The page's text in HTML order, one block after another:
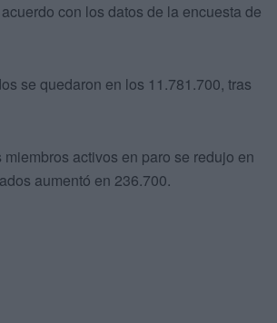
con los datos de la encuesta de
se quedaron en los 11.781.700, tras
activos en paro se redujo en
aumentó en 236.700.